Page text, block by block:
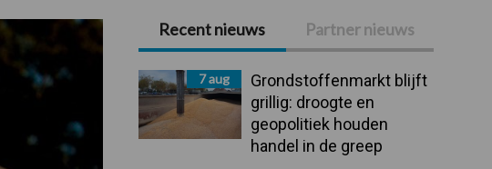
Primaire
Sidebar
Recent nieuws Partner nieuws
7 aug
Grondstoffenmarkt blijft
grillig: droogte en
geopolitiek houden
handel in de greep